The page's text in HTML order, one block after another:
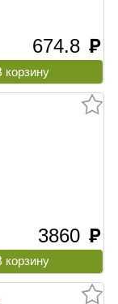
674.8 руб
3860 руб